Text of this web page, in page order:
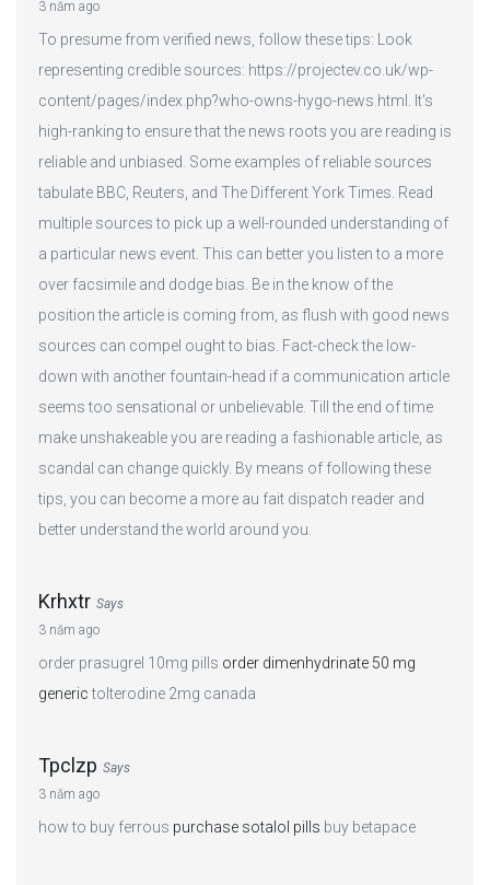
3 năm ago
To presume from verified news, follow these tips: Look
representing credible sources: https://projectev.co.uk/wp-
content/pages/index.php?who-owns-hygo-news.html. It's
high-ranking to ensure that the news roots you are reading is
reliable and unbiased. Some examples of reliable sources
tabulate BBC, Reuters, and The Different York Times. Read
multiple sources to pick up a well-rounded understanding of
a particular news event. This can better you listen to a more
over facsimile and dodge bias. Be in the know of the
position the article is coming from, as flush with good news
sources can compel ought to bias. Fact-check the low-
down with another fountain-head if a communication article
seems too sensational or unbelievable. Till the end of time
make unshakeable you are reading a fashionable article, as
scandal can change quickly. By means of following these
tips, you can become a more au fait dispatch reader and
better understand the world around you.
Krhxtr Says
3 năm ago
order prasugrel 10mg pills order dimenhydrinate 50 mg
generictolterodine 2mg canada
Tpclzp Says
3 năm ago
how to buy ferrous purchase sotalol pills buy betapace